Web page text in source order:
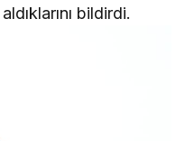
bildirdi.